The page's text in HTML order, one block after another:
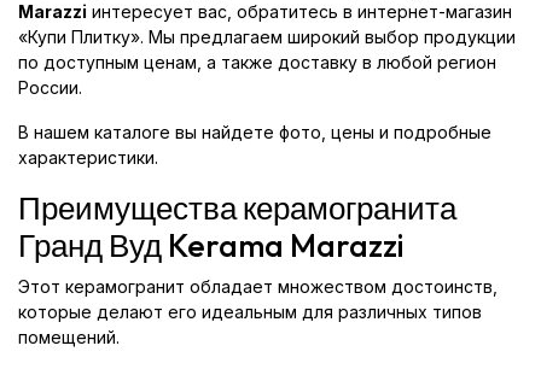
Marazzi интересует вас, обратитесь в интернет-магазин
«Купи Плитку». Мы предлагаем широкий выбор продукции
по доступным ценам, а также доставку в любой регион
России.
В нашем каталоге вы найдете фото, цены и подробные
характеристики.
Преимущества керамогранита
Гранд Вуд Kerama Marazzi
Этот керамогранит обладает множеством достоинств,
которые делают его идеальным для различных типов
помещений.